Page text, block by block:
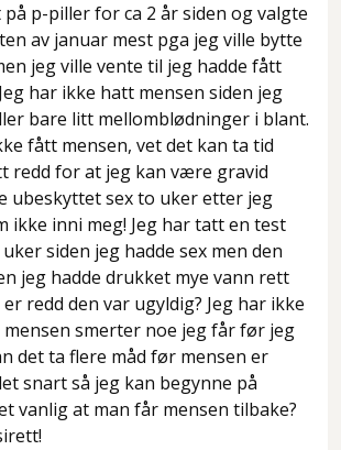
p-piller for ca 2 år siden og valgte
av januar mest pga jeg ville bytte
jeg ville vente til jeg hadde fått
har ikke hatt mensen siden jeg
bare litt mellomblødninger i blant.
fått mensen, vet det kan ta tid
redd for at jeg kan være gravid
ubeskyttet sex to uker etter jeg
ikke inni meg! Jeg har tatt en test
siden jeg hadde sex men den
jeg hadde drukket mye vann rett
redd den var ugyldig? Jeg har ikke
smerter noe jeg får før jeg
det ta flere måd før mensen er
snart så jeg kan begynne på
vanlig at man får mensen tilbake?